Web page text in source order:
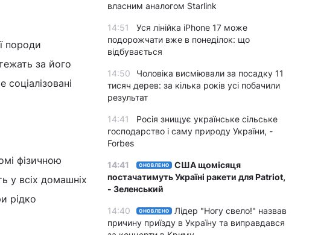
породи
за його
фізичною
у всіх домашніх
рідко
власним аналогом Starlink
14:51
Уся лінійка iPhone 17 може
подорожчати вже в понеділок: що
відбувається
14:50
Чоловіка висміювали за посадку 11
тисяч дерев: за кілька років усі побачили
результат
14:41
Росія знищує українське сільське
господарство і саму природу України, -
Forbes
14:41 ОНОВЛЕНО
США щомісяця
постачатимуть Україні ракети для Patriot,
- Зеленський
14:40 ОНОВЛЕНО
Лідер "Ногу свело!" назвав
причину приїзду в Україну та виправдався